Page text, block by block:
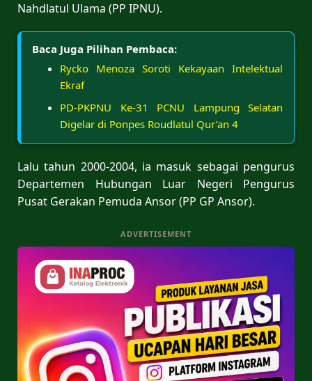
Nahdlatul Ulama (PP IPNU).
Baca Juga Pilihan Pembaca:
Rycko Menoza Soroti Kekayaan Intelektual
Ekraf
PD-PKPNU Ke-31 PCNU Lampung Selatan
Digelar di Ponpes Roudlatul Qur’an 4
Lalu tahun 2000-2004, ia masuk sebagai pengurus
Departemen Hubungan Luar Negeri Pengurus
Pusat Gerakan Pemuda Ansor (PP GP Ansor).
ADVERTISEMENT